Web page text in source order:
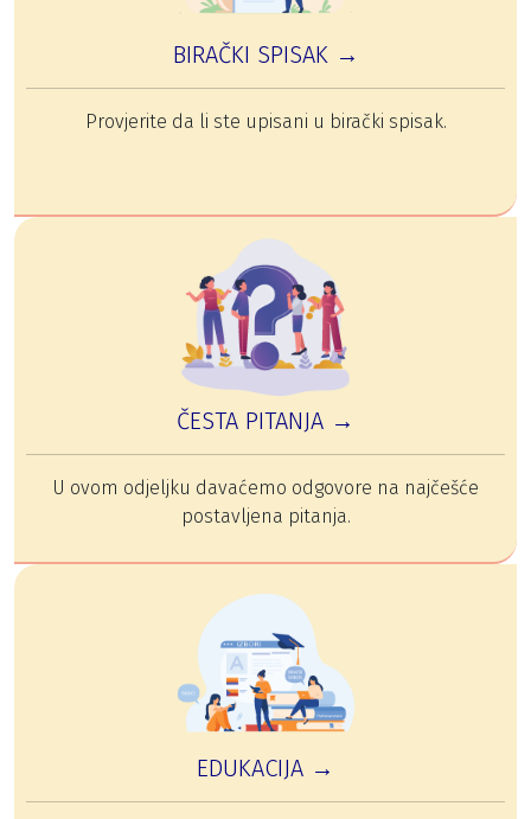
BIRAČKI SPISAK →
Provjerite da li ste upisani u birački spisak.
ČESTA PITANJA →
U ovom odjeljku davaćemo odgovore na najčešće
postavljena pitanja.
EDUKACIJA →